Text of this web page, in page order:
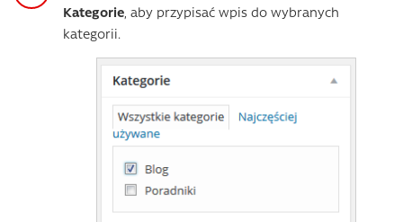
Kategorie , aby przypisać wpis do wybranych
kategorii.